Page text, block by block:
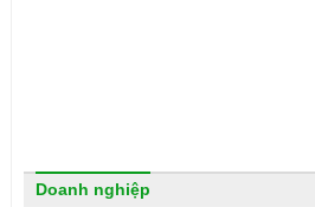
Doanh nghiệp